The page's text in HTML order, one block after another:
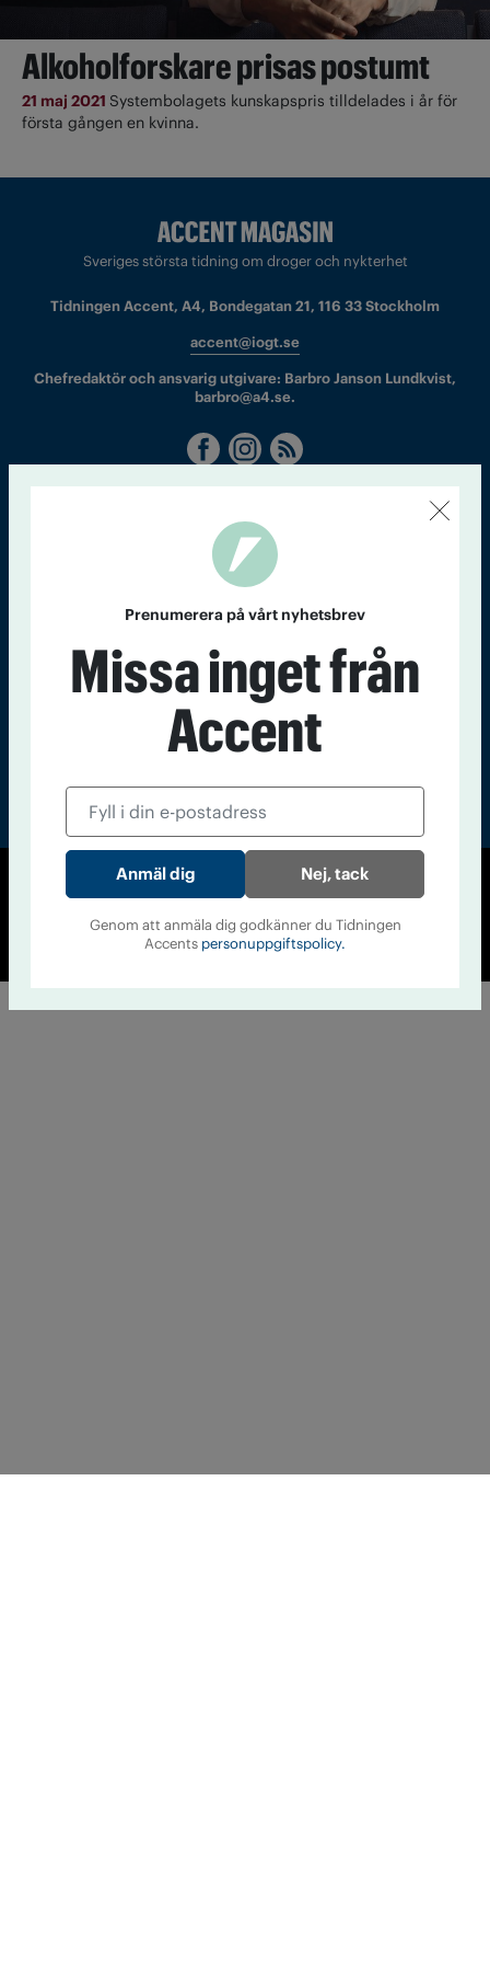
Alkoholforskare prisas postumt
21 maj 2021 Systembolagets kunskapspris tilldelades i år för
första gången en kvinna.
Sveriges största tidning om droger och nykterhet
Tidningen Accent, A4, Bondegatan 21, 116 33 Stockholm
accent@iogt.se
Chefredaktör och ansvarig utgivare: Barbro Janson Lundkvist,
barbro@a4.se.
nummer av
Accent
© Tidningen Accent 2026
Cookiepolicy
Personuppgiftspolicy
Prenumerera på vårt nyhetsbrev
Missa inget från
Accent
Nej, tack
Genom att anmäla dig godkänner du Tidningen
Accents personuppgiftspolicy.